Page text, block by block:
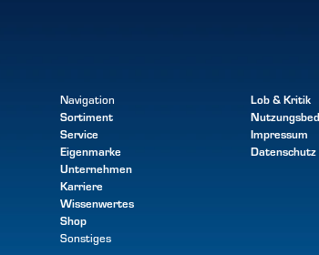
Navigation
Sortiment
Service
Eigenmarke
Unternehmen
Karriere
Wissenwertes
Shop
Sonstiges
Lob & Kritik
Impressum
Datenschutz